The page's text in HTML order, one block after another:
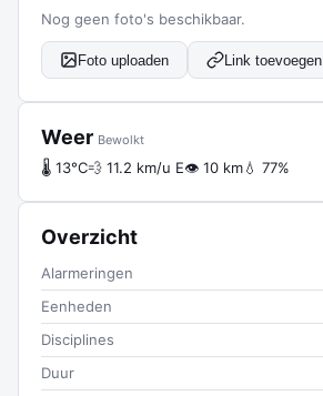
Nog geen foto's beschikbaar.
Foto uploaden Link toevoegen
Weer Bewolkt
🌡 13°C💨 11.2 km/u E👁 10 km💧 77%
Overzicht
Alarmeringen
Eenheden
Disciplines
Duur